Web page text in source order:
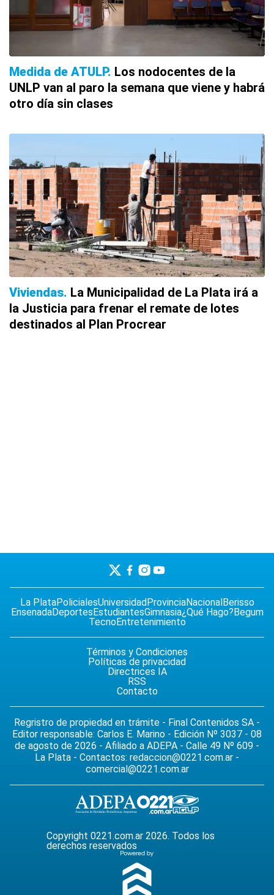
Medida de ATULP Los nodocentes de la
UNLP van al paro la semana que viene y habrá
otro día sin clases
Viviendas La Municipalidad de La Plata irá a
la Justicia para frenar el remate de lotes
destinados al Plan Procrear
La PlataPolicialesUniversidadProvinciaNacionalBerisso
EnsenadaDeportesEstudiantesGimnasia¿Qué Hago?Begum
TecnoEntretenimiento
Términos y Condiciones
Políticas de privacidad
Directrices IA
RSS
Contacto
Regristro de propiedad en trámite - Final Contenidos SA -
Editor responsable: Carlos E. Marino - Edición Nº 3037 - 08
de agosto de 2026 - Afiliado a ADEPA - Calle 49 Nº 609 -
La Plata - Contactos: redaccion@0221.com.ar -
comercial@0221.com.ar
Copyright 0221.com.ar 2026. Todos los
derechos reservados